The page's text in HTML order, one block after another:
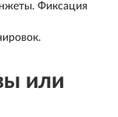
Фиксация
или